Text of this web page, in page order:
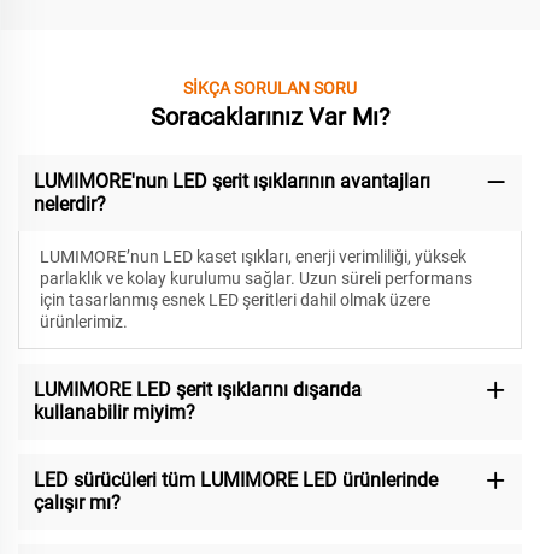
SİKÇA SORULAN SORU
Soracaklarınız Var Mı?
LUMIMORE'nun LED şerit ışıklarının avantajları
nelerdir?
LUMIMORE’nun LED kaset ışıkları, enerji verimliliği, yüksek
parlaklık ve kolay kurulumu sağlar. Uzun süreli performans
için tasarlanmış esnek LED şeritleri dahil olmak üzere
ürünlerimiz.
LUMIMORE LED şerit ışıklarını dışarıda
kullanabilir miyim?
LED sürücüleri tüm LUMIMORE LED ürünlerinde
çalışır mı?